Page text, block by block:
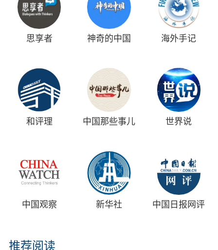
思享者 神奇的中国 海外手记
和评理 中国那些事儿 世界说
中国观察 新华社 中国日报网评
推荐阅读